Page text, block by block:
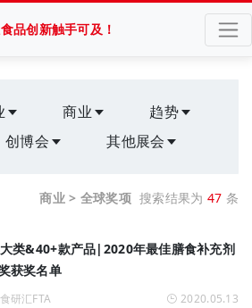
品创新触手可及！
商业
趋势
创博会 其他展会
商业 > 全球奖项 搜索结果为 47 条
类&40+款产品|2020年最佳膳食补充剂
获奖名单
食研汇FTA 2020.05.13